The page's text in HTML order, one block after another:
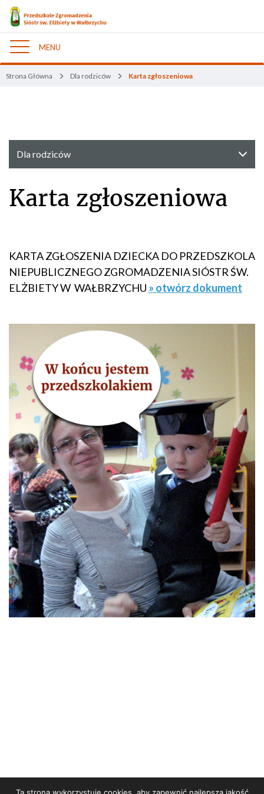
Nawigacja
MENU
Strona Główna Dla rodziców Karta zgłoszeniowa
Dla rodziców
Karta zgłoszeniowa
KARTA ZGŁOSZENIA DZIECKA DO PRZEDSZKOLA
NIEPUBLICZNEGO ZGROMADZENIA SIÓSTR ŚW.
ELŻBIETY W WAŁBRZYCHU » otwórz dokument